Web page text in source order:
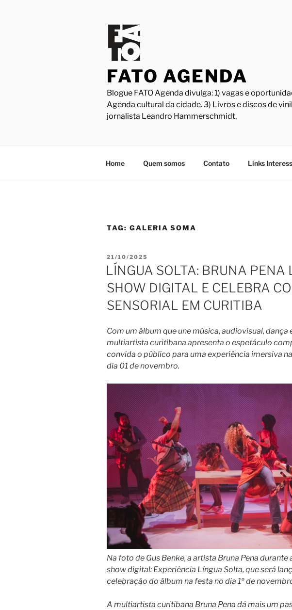
FATO AGENDA
Blogue FATO Agenda divulga: 1) vagas e
Agenda cultural da cidade. 3) Livros e discos de
jornalista Leandro Hammerschmidt.
Home Quem somos Contato Links
TAG: GALERIA SOMA
PUBLICADO
EM
21/10/2025
LÍNGUA SOLTA: BRUNA PENA
SHOW DIGITAL E CELEBRA
SENSORIAL EM CURITIBA
Com um álbum que une música, audiovisual, dança
multiartista curitibana apresenta o espetáculo
convida o público para uma experiência imersiva
dia 01 de novembro.
Na foto de Gus Benke, a artista Bruna Pena durante
show digital: Experiência Língua Solta, que será
celebração do álbum na festa no dia 1º de
A multiartista curitibana Bruna Pena dá mais um